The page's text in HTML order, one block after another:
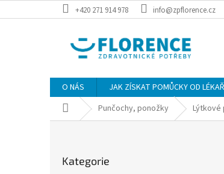
na
+420 271 914 978 info@zpflorence.cz
O NÁS JAK ZÍSKAT POMŮCKY OD
Domů Punčochy, ponožky Lýtkové
kategorie
Kategorie